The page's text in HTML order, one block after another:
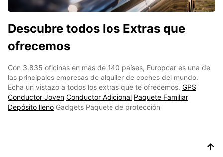
Descubre todos los Extras que
ofrecemos
Con 3.835 oficinas en más de 140 países, Europcar es una de
las principales empresas de alquiler de coches del mundo.
Echa un vistazo a todos los extras que te ofrecemos. GPS
Conductor Joven Conductor Adicional Paquete Familiar
Depósito lleno Gadgets Paquete de protección